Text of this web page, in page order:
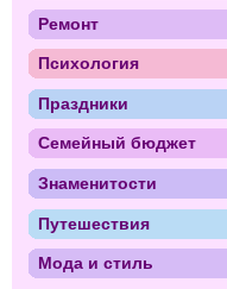
Ремонт
Психология
Праздники
Семейный бюджет
Знаменитости
Путешествия
Мода и стиль